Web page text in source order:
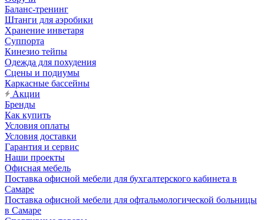
Баланс-тренинг
Штанги для аэробики
Хранение инветаря
Суппорта
Кинезио тейпы
Одежда для похудения
Сцены и подиумы
Каркасные бассейны
Акции
Бренды
Как купить
Условия оплаты
Условия доставки
Гарантия и сервис
Наши проекты
Офисная мебель
Поставка офисной мебели для бухгалтерского кабинета в
Самаре
Поставка офисной мебели для офтальмологической больницы
в Самаре